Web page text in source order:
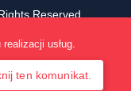
Reserved.
usług.
ten komunikat.